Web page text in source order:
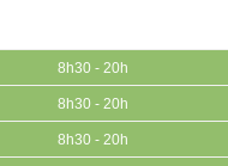
8h30 - 20h
8h30 - 20h
8h30 - 20h